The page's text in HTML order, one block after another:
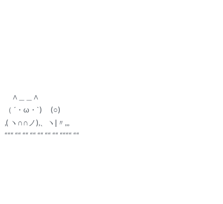
∧＿＿∧
（ ´・ω・`) (○)
,( ヽ∩∩ノ),、ヽ|〃,,,
“““ ““ ““ ““ ““ ““ ““ ““““ ““